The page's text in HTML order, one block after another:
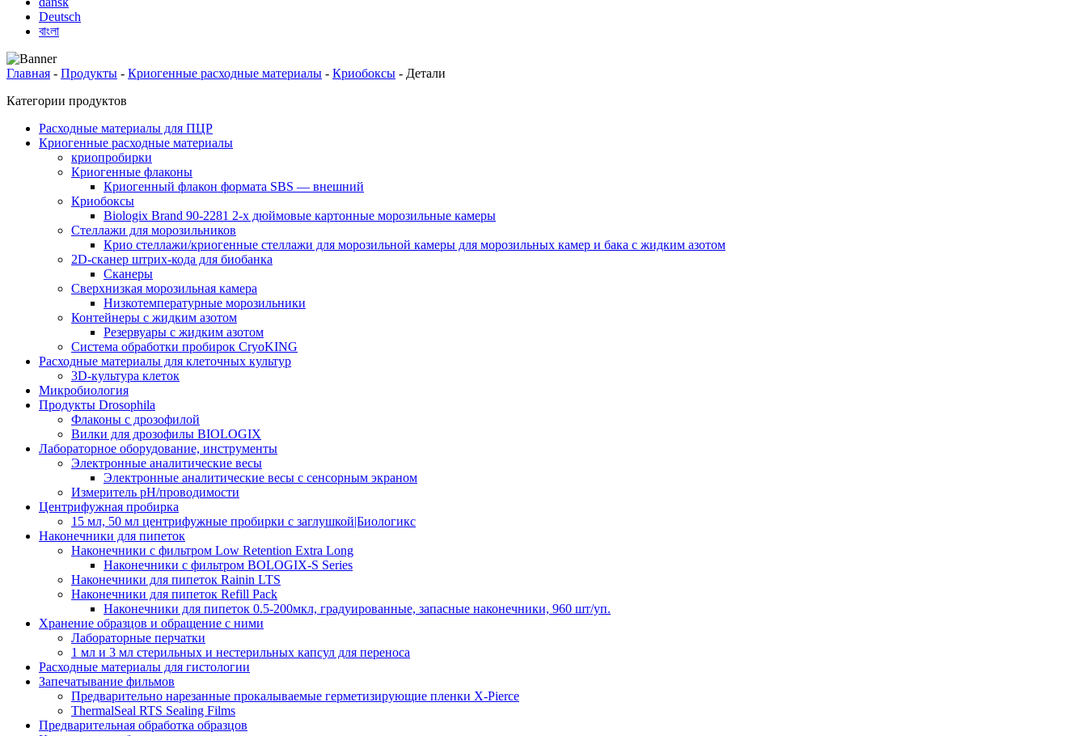
Deutsch
বাংলা
Главная - Продукты - Криогенные расходные материалы - Криобоксы - Детали
Категории продуктов
Расходные материалы для ПЦР
Криогенные расходные материалы
криопробирки
Криогенные флаконы
Криогенный флакон формата SBS — внешний
Криобоксы
Biologix Brand 90-2281 2-х дюймовые картонные морозильные камеры
Стеллажи для морозильников
Крио стеллажи/криогенные стеллажи для морозильной камеры для морозильных камер и бака с жидким азотом
2D-сканер штрих-кода для биобанка
Сканеры
Сверхнизкая морозильная камера
Низкотемпературные морозильники
Контейнеры с жидким азотом
Резервуары с жидким азотом
Система обработки пробирок CryoKING
Расходные материалы для клеточных культур
3D-культура клеток
Микробиология
Продукты Drosophila
Флаконы с дрозофилой
Вилки для дрозофилы BIOLOGIX
Лабораторное оборудование, инструменты
Электронные аналитические весы
Электронные аналитические весы с сенсорным экраном
Измеритель pH/проводимости
Центрифужная пробирка
15 мл, 50 мл центрифужные пробирки с заглушкой|Биологикс
Наконечники для пипеток
Наконечники с фильтром Low Retention Extra Long
Наконечники с фильтром BOLOGIX-S Series
Наконечники для пипеток Rainin LTS
Наконечники для пипеток Refill Pack
Наконечники для пипеток 0.5-200мкл, градуированные, запасные наконечники, 960 шт/уп.
Хранение образцов и обращение с ними
Лабораторные перчатки
1 мл и 3 мл стерильных и нестерильных капсул для переноса
Расходные материалы для гистологии
Запечатывание фильмов
Предварительно нарезанные прокалываемые герметизирующие пленки X-Pierce
ThermalSeal RTS Sealing Films
Предварительная обработка образцов